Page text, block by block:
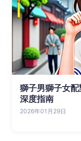
獅子男獅子女
深度指南
2026年01月29日